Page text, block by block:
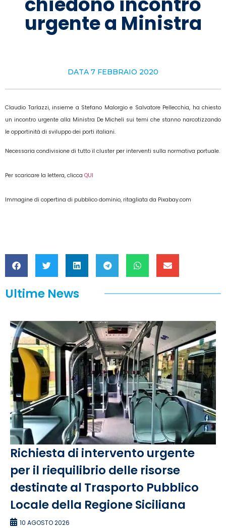
urgente a Ministra
DATA 7 FEBBRAIO 2020
Claudio Tarlazzi, insieme a Stefano Malorgio e Salvatore Pellecchia, ha chiesto
un incontro urgente alla Ministra De Micheli sui temi che stanno narcotizzando
le opportinità di sviluppo dei porti italiani.
Necessaria condivisione di tutto il cluster per interventi sulla normativa portuale.
Per scaricare la lettera, clicca QUI
Immagine di copertina di pubblico dominio, ritagliata da Pixabay.com
Ultime News
Richiesta di intervento urgente
per il riequilibrio delle risorse
destinate al Trasporto Pubblico
Locale della Regione Siciliana
10 AGOSTO 2026